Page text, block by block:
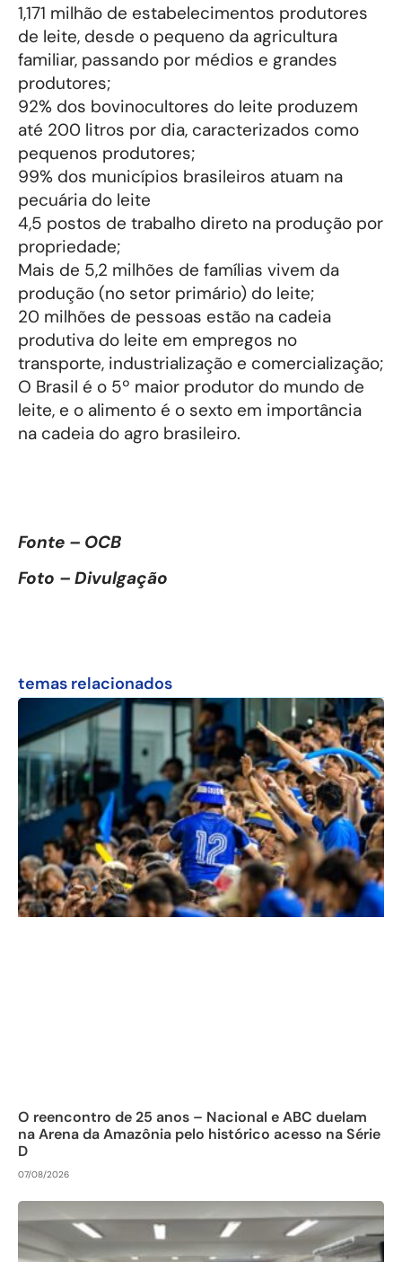
1,171 milhão de estabelecimentos produtores
de leite, desde o pequeno da agricultura
familiar, passando por médios e grandes
produtores;
92% dos bovinocultores do leite produzem
até 200 litros por dia, caracterizados como
pequenos produtores;
99% dos municípios brasileiros atuam na
pecuária do leite
4,5 postos de trabalho direto na produção por
propriedade;
Mais de 5,2 milhões de famílias vivem da
produção (no setor primário) do leite;
20 milhões de pessoas estão na cadeia
produtiva do leite em empregos no
transporte, industrialização e comercialização;
O Brasil é o 5º maior produtor do mundo de
leite, e o alimento é o sexto em importância
na cadeia do agro brasileiro.
Fonte – OCB
Foto – Divulgação
temas relacionados
O reencontro de 25 anos – Nacional e ABC duelam
na Arena da Amazônia pelo histórico acesso na Série
D
07/08/2026